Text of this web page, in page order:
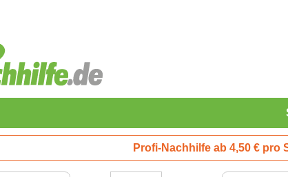
Profi-Nachhilfe ab 4,50 € pro